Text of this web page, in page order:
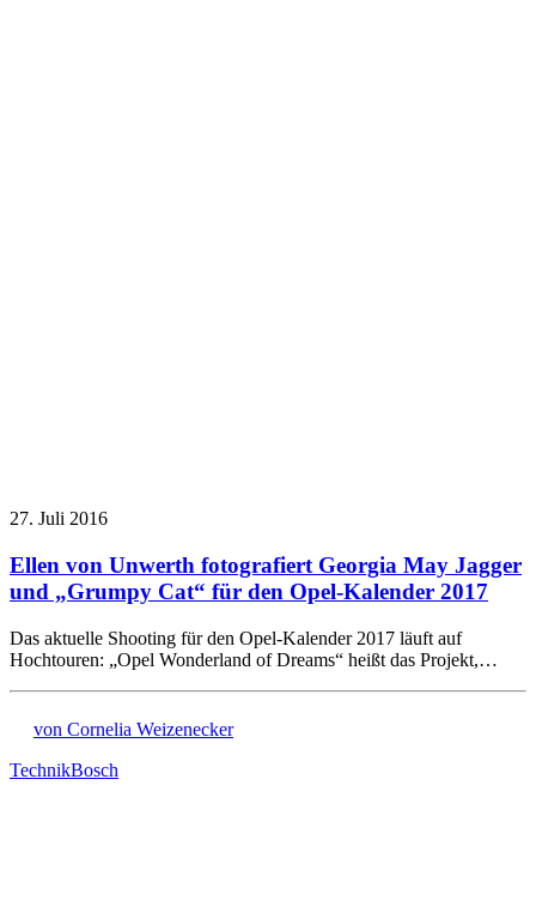
27. Juli 2016
Ellen von Unwerth fotografiert Georgia May Jagger
und „Grumpy Cat“ für den Opel-Kalender 2017
Das aktuelle Shooting für den Opel-Kalender 2017 läuft auf
Hochtouren: „Opel Wonderland of Dreams“ heißt das Projekt,…
von Cornelia Weizenecker
TechnikBosch